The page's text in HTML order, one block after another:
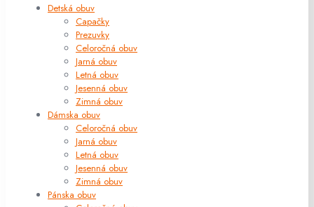
Detská obuv
Capačky
Prezuvky
Celoročná obuv
Jarná obuv
Letná obuv
Jesenná obuv
Zimná obuv
Dámska obuv
Celoročná obuv
Jarná obuv
Letná obuv
Jesenná obuv
Zimná obuv
Pánska obuv